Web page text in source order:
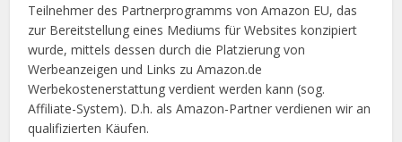
Teilnehmer des Partnerprogramms von Amazon EU, das
zur Bereitstellung eines Mediums für Websites konzipiert
wurde, mittels dessen durch die Platzierung von
Werbeanzeigen und Links zu Amazon.de
Werbekostenerstattung verdient werden kann (sog.
Affiliate-System). D.h. als Amazon-Partner verdienen wir an
qualifizierten Käufen.